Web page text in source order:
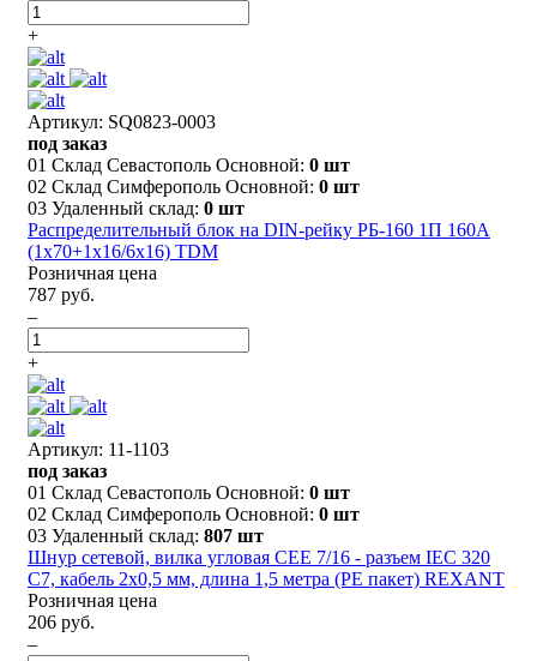
+
Артикул: SQ0823-0003
под заказ
01 Склад Севастополь Основной: 0 шт
02 Склад Симферополь Основной: 0 шт
03 Удаленный склад: 0 шт
Распределительный блок на DIN-рейку РБ-160 1П 160А
(1х70+1x16/6x16) TDM
Розничная цена
787 руб.
–
+
Артикул: 11-1103
под заказ
01 Склад Севастополь Основной: 0 шт
02 Склад Симферополь Основной: 0 шт
03 Удаленный склад: 807 шт
Шнур сетевой, вилка угловая СЕЕ 7/16 - разъем IEC 320
C7, кабель 2x0,5 мм, длина 1,5 метра (PE пакет) REXANT
Розничная цена
206 руб.
–